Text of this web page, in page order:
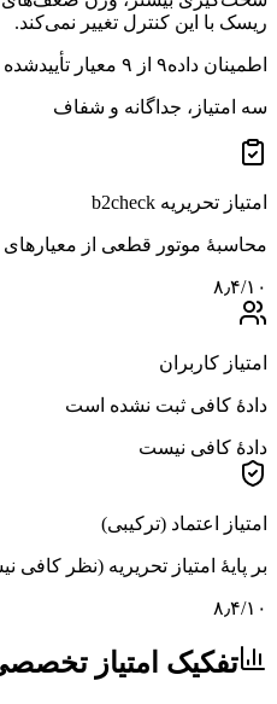
ریسک با این کنترل تغییر نمی‌کند.
اطمینان داده۹ از ۹ معیار تأییدشده
سه امتیاز، جداگانه و شفاف
امتیاز تحریریه b2check
محاسبهٔ موتور قطعی از معیارهای
۸٫۴/۱۰
امتیاز کاربران
دادهٔ کافی ثبت نشده است
دادهٔ کافی نیست
امتیاز اعتماد (ترکیبی)
بر پایهٔ امتیاز تحریریه (نظر کافی
۸٫۴/۱۰
تفکیک امتیاز